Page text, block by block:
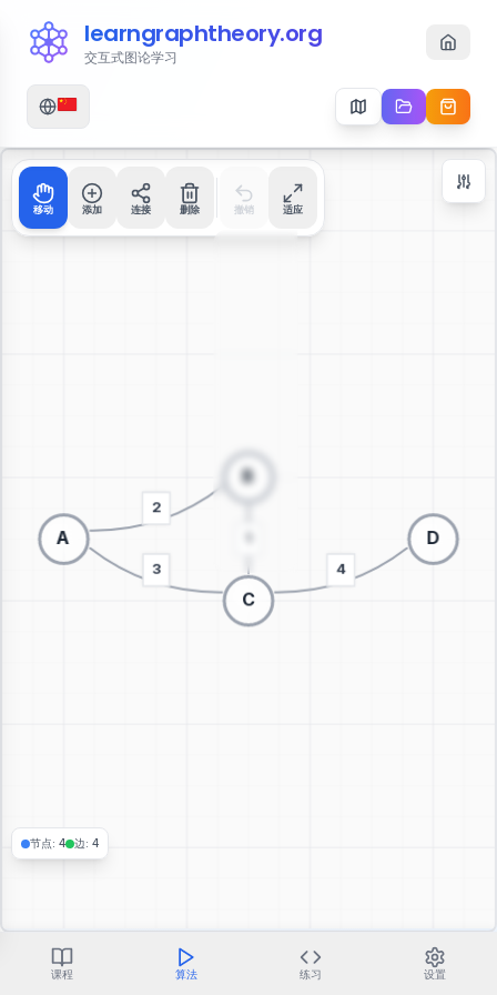
learngraphtheory.org
交互式图论学习
移动 添加 连接 删除 撤销 适应
切换到3D可视化
节点: 4 边: 4
课程 算法 练习 设置